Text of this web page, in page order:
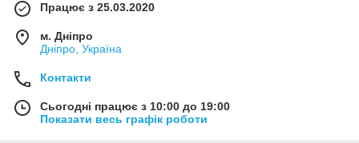
Працює з 25.03.2020
м. Дніпро
Дніпро, Україна
Контакти
Сьогодні працює з 10:00 до 19:00
Показати весь графік роботи